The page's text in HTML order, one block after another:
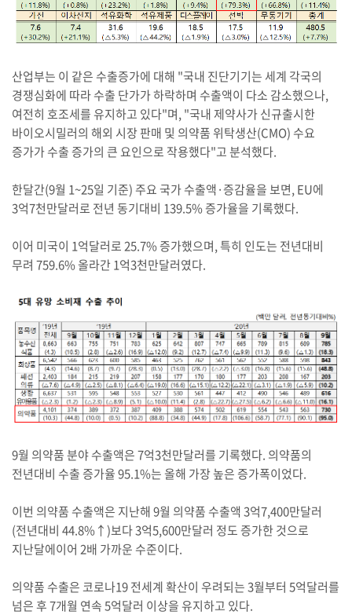
산업부는 이 같은 수출증가에 대해 "국내 진단기기는 세계 각국의
경쟁심화에 따라 수출 단가가 하락하며 수출액이 다소 감소했으나,
여전히 호조세를 유지하고 있다"며, "국내 제약사가 신규출시한
바이오시밀러의 해외 시장 판매 및 의약품 위탁생산(CMO) 수요
증가가 수출 증가의 큰 요인으로 작용했다"고 분석했다.
한달간(9월 1~25일 기준) 주요 국가 수출액·증감율을 보면, EU에
3억7천만달러로 전년 동기대비 139.5% 증가율을 기록했다.
이어 미국이 1억달러로 25.7% 증가했으며, 특히 인도는 전년대비
무려 759.6% 올라간 1억3천만달러였다.
9월 의약품 분야 수출액은 7억3천만달러를 기록했다. 의약품의
전년대비 수출 증가율 95.1%는 올해 가장 높은 증가폭이었다.
이번 의약품 수출액은 지난해 9월 의약품 수출액 3억7,400만달러
(전년대비 44.8%↑)보다 3억5,600만달러 정도 증가한 것으로
지난달에이어 2배 가까운 수준이다.
의약품 수출은 코로나19 전세계 확산이 우려되는 3월부터 5억달러를
넘은 후 7개월 연속 5억달러 이상을 유지하고 있다.